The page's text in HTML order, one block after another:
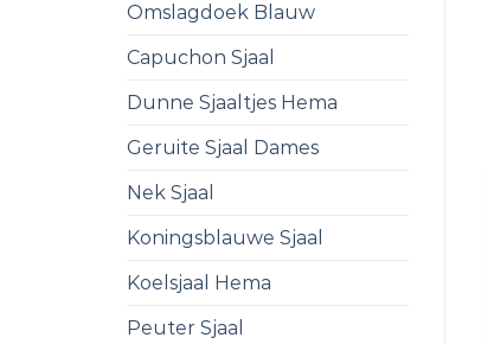
Omslagdoek Blauw
Capuchon Sjaal
Dunne Sjaaltjes Hema
Geruite Sjaal Dames
Nek Sjaal
Koningsblauwe Sjaal
Koelsjaal Hema
Peuter Sjaal